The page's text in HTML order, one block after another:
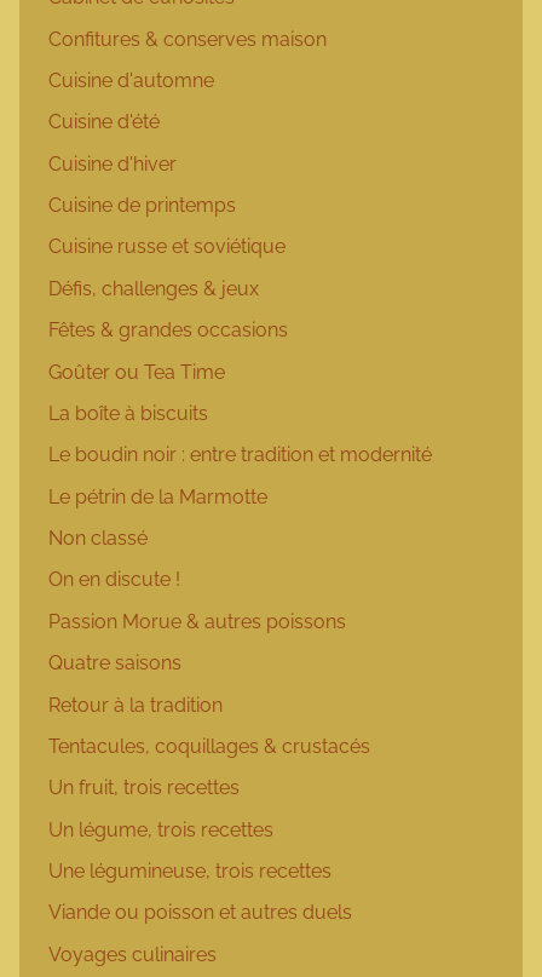
Confitures & conserves maison
Cuisine d'automne
Cuisine d'été
Cuisine d'hiver
Cuisine de printemps
Cuisine russe et soviétique
Défis, challenges & jeux
Fêtes & grandes occasions
Goûter ou Tea Time
La boîte à biscuits
Le boudin noir : entre tradition et modernité
Le pétrin de la Marmotte
Non classé
On en discute !
Passion Morue & autres poissons
Quatre saisons
Retour à la tradition
Tentacules, coquillages & crustacés
Un fruit, trois recettes
Un légume, trois recettes
Une légumineuse, trois recettes
Viande ou poisson et autres duels
Voyages culinaires